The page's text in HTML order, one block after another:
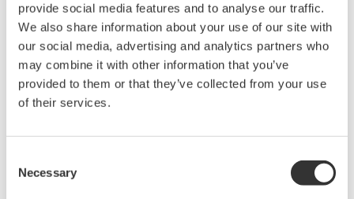
provide social media features and to analyse our traffic.
We also share information about your use of our site with
our social media, advertising and analytics partners who
may combine it with other information that you’ve
provided to them or that they’ve collected from your use
of their services.
Selection
Necessary
Модульный блок GM10
Регистратор данных SMARTDAC + TM GM10
имеет модульную архитектуру, которая
позволяет собирать необходимые данные.
таких как беспроводная связь на частоте 920